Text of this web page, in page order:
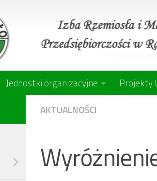
Jednostki organizacyjne Projekty
AKTUALNOŚCI